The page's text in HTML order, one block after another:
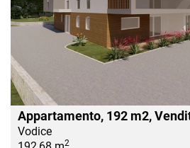
Appartamento, 192 m2,
Vodice
2